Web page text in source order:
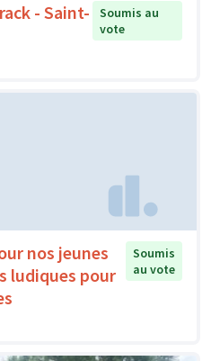
- Saint-
Soumis au
vote
nos jeunes
ludiques pour
Soumis
au vote